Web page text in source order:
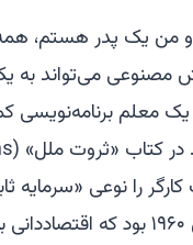
و من یک پدر هستم،
می‌تواند به یک
برنامه‌نویسی
کارگر را نوعی
قطعه زمین یا یک ابزار. تا